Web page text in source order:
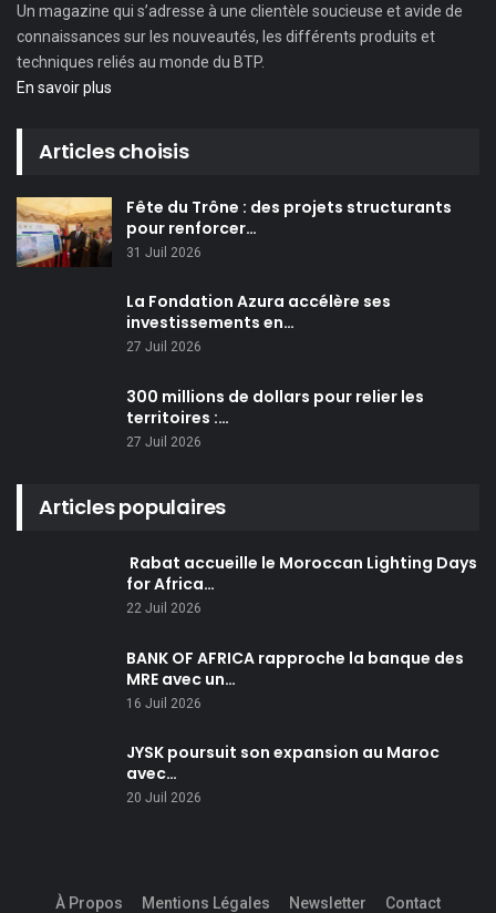
Un magazine qui s’adresse à une clientèle soucieuse et avide de
connaissances sur les nouveautés, les différents produits et
techniques reliés au monde du BTP.
En savoir plus
Articles choisis
Fête du Trône : des projets structurants
pour renforcer…
31 Juil 2026
La Fondation Azura accélère ses
investissements en…
27 Juil 2026
300 millions de dollars pour relier les
territoires :…
27 Juil 2026
Articles populaires
Rabat accueille le Moroccan Lighting Days
for Africa…
22 Juil 2026
BANK OF AFRICA rapproche la banque des
MRE avec un…
16 Juil 2026
JYSK poursuit son expansion au Maroc
avec…
20 Juil 2026
À Propos Mentions Légales Newsletter Contact